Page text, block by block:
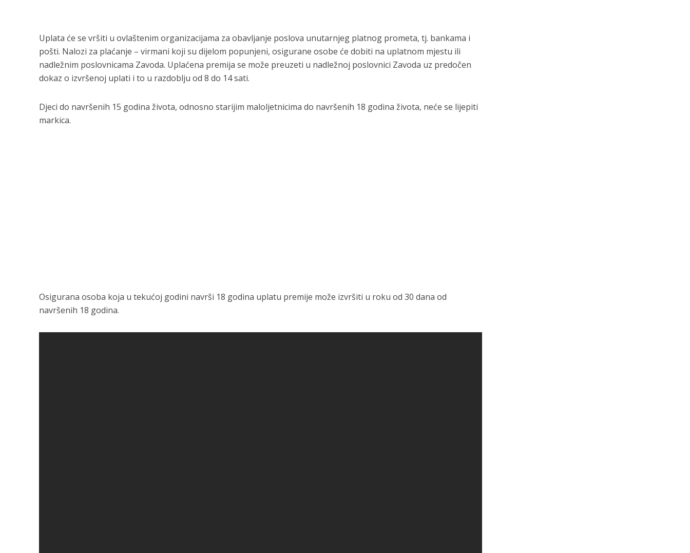
Uplata će se vršiti u ovlaštenim organizacijama za obavljanje poslova unutarnjeg platnog prometa, tj. bankama i
pošti. Nalozi za plaćanje – virmani koji su dijelom popunjeni, osigurane osobe će dobiti na uplatnom mjestu ili
nadležnim poslovnicama Zavoda. Uplaćena premija se može preuzeti u nadležnoj poslovnici Zavoda uz predočen
dokaz o izvršenoj uplati i to u razdoblju od 8 do 14 sati.
Djeci do navršenih 15 godina života, odnosno starijim maloljetnicima do navršenih 18 godina života, neće se lijepiti
markica.
Osigurana osoba koja u tekućoj godini navrši 18 godina uplatu premije može izvršiti u roku od 30 dana od
navršenih 18 godina.